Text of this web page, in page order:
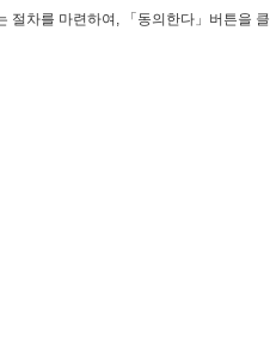
절차를 마련하여, 「동의한다」버튼을 클